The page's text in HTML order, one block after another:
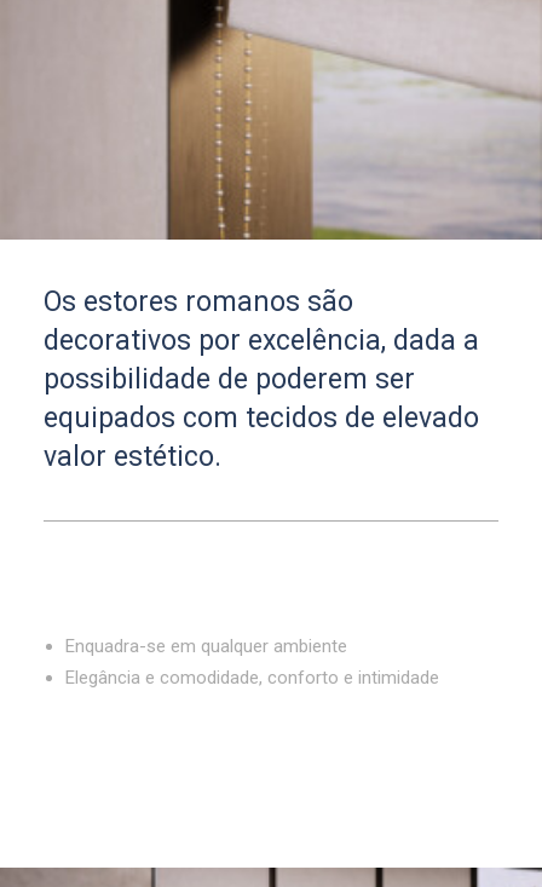
Os estores romanos são
decorativos por excelência, dada a
possibilidade de poderem ser
equipados com tecidos de elevado
valor estético.
Enquadra-se em qualquer ambiente
Elegância e comodidade, conforto e intimidade